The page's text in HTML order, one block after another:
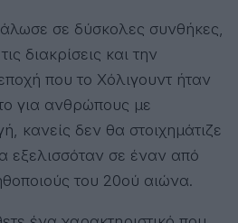
σε δύσκολες συνθήκες,
διακρίσεις και την
που το Χόλιγουντ ήταν
για ανθρώπους με
κανείς δεν θα στοιχημάτιζε
εξελισσόταν σε έναν από
του 20ού αιώνα.